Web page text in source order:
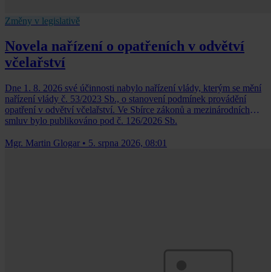
Změny v legislativě
Novela nařízení o opatřeních v odvětví
včelařství
Dne 1. 8. 2026 své účinnosti nabylo nařízení vlády, kterým se mění
nařízení vlády č. 53/2023 Sb., o stanovení podmínek provádění
opatření v odvětví včelařství. Ve Sbírce zákonů a mezinárodních
smluv bylo publikováno pod č. 126/2026 Sb.
Mgr. Martin Glogar • 5. srpna 2026, 08:01